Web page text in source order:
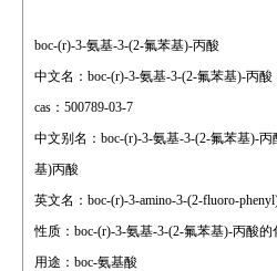
boc-(r)-3-氨基-3-(2-氟苯基)-丙酸
中文名：boc-(r)-3-氨基-3-(2-氟苯基)-丙
cas：500789-03-7
中文别名：boc-(r)-3-氨基-3-(2-氟苯基)-
基)丙酸
英文名：boc-(r)-3-amino-3-(2-fluoro-
性质：boc-(r)-3-氨基-3-(2-氟苯基)-丙酸
用途：boc-氨基酸